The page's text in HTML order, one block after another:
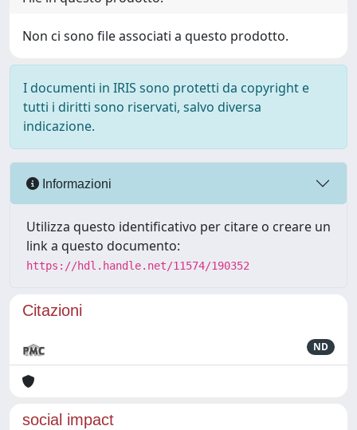
Non ci sono file associati a questo prodotto.
I documenti in IRIS sono protetti da copyright e
tutti i diritti sono riservati, salvo diversa
indicazione.
Informazioni
Utilizza questo identificativo per citare o creare un
link a questo documento:
https://hdl.handle.net/11574/190352
Citazioni
ND
social impact